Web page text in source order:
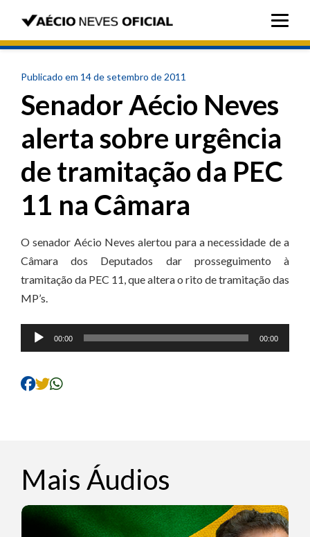
Publicado em 14 de setembro de 2011
Senador Aécio Neves
alerta sobre urgência
de tramitação da PEC
11 na Câmara
O senador Aécio Neves alertou para a necessidade de a
Câmara dos Deputados dar prosseguimento à
tramitação da PEC 11, que altera o rito de tramitação das
MP’s.
Tocador
de
00:00 00:00
Mais Áudios